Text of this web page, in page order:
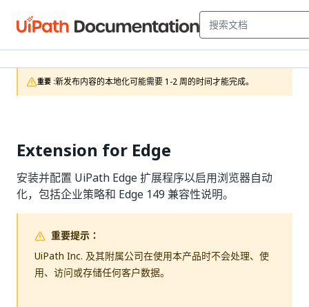
重要 :新发布内容的本地化可能需要 1-2 周的时间才能完成。
Extension for Edge
安装并配置 UiPath Edge 扩展程序以启用浏览器自动
化，包括企业策略和 Edge 149 兼容性说明。
重要提示：
UiPath Inc. 及其附属公司在使用本产品时不会处理、使
用、访问或存储任何客户数据。